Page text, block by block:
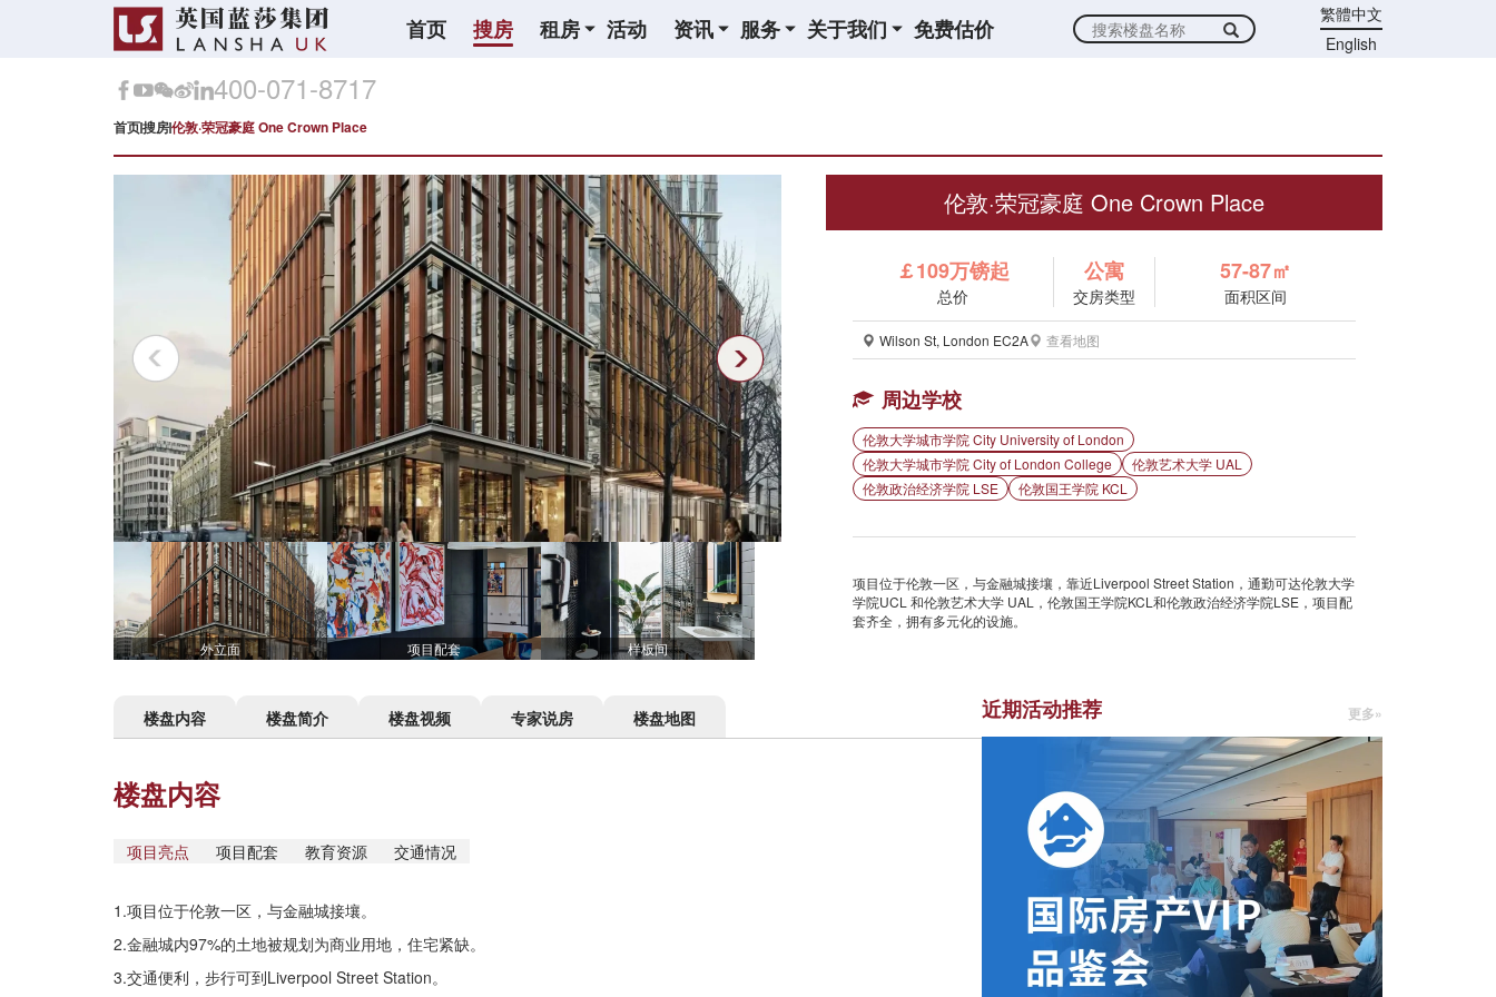
首页 搜房 租房 活动 资讯 服务 关于我们 免费估价
繁體中文
English
400-071-8717
首页搜房伦敦·荣冠豪庭 One Crown Place
外立面 项目配套 样板间
伦敦·荣冠豪庭 One Crown Place
￡109万镑起
总价
公寓
交房类型
57-87㎡
面积区间
Wilson St, London EC2A 查看地图
周边学校
伦敦大学城市学院 City University of London
伦敦大学城市学院 City of London College
伦敦艺术大学 UAL
伦敦政治经济学院 LSE
伦敦国王学院 KCL
项目位于伦敦一区，与金融城接壤，靠近Liverpool Street Station，通勤可达伦敦大学
学院UCL 和伦敦艺术大学 UAL，伦敦国王学院KCL和伦敦政治经济学院LSE，项目配
套齐全，拥有多元化的设施。
楼盘内容 楼盘简介 楼盘视频 专家说房 楼盘地图
楼盘内容
项目亮点 项目配套 教育资源 交通情况
1.项目位于伦敦一区，与金融城接壤。
2.金融城内97%的土地被规划为商业用地，住宅紧缺。
3.交通便利，步行可到Liverpool Street Station。
近期活动推荐 更多»